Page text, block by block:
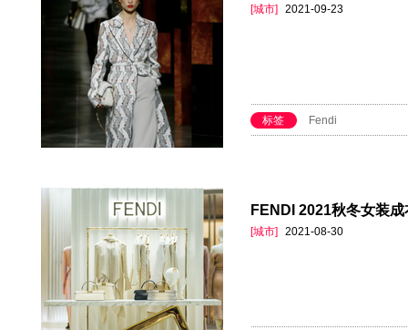
[城市] 2021-09-23
标签 Fendi
FENDI 2021秋冬女装
[城市] 2021-08-30